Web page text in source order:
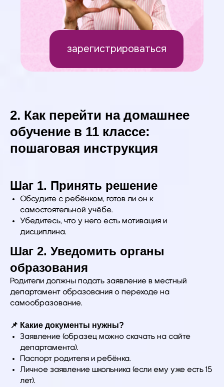
зарегистрироваться
2. Как перейти на домашнее
обучение в 11 классе:
пошаговая инструкция
Шаг 1. Принять решение
Обсудите с ребёнком, готов ли он к
самостоятельной учёбе.
Убедитесь, что у него есть мотивация и
дисциплина.
Шаг 2. Уведомить органы
образования
Родители должны подать заявление в местный
департамент образования о переходе на
самообразование.
📌 Какие документы нужны?
Заявление (образец можно скачать на сайте
департамента).
Паспорт родителя и ребёнка.
Личное заявление школьника (если ему уже есть 15
лет).